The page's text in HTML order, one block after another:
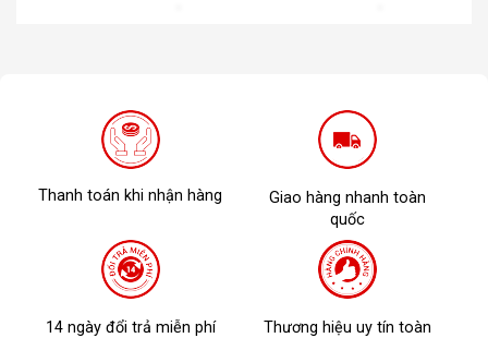
Thanh toán khi nhận hàng
Giao hàng nhanh toàn
quốc
14 ngày đổi trả miễn phí
Thương hiệu uy tín toàn